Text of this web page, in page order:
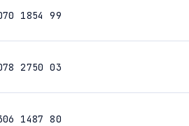
1854 99
2750 03
1487 80